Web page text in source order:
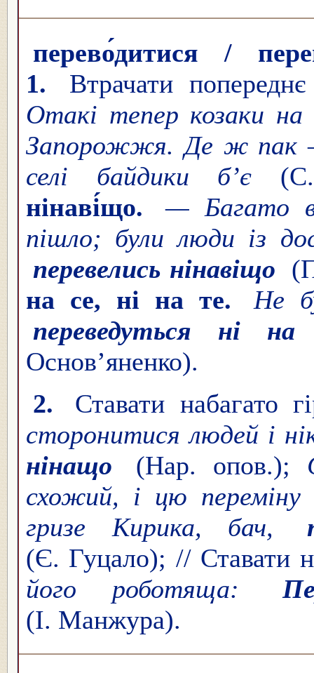
перево́дитися /
1.
Втрачати
Отакі тепер козаки
Запорожжя. Де ж пак
селі байдики б’є
нінаві́що.
— Багато
пішло; були люди із
перевелись нінавіщо
на се, ні на те.
Не
переведуться ні
Основ’яненко).
2.
Ставати набагато
сторонитися людей і
нінащо
(Нар. опов.);
схожий, і цю переміну
гризе Кирика, бач,
(Є. Гуцало); // Ставати
його роботяща:
(І. Манжура).